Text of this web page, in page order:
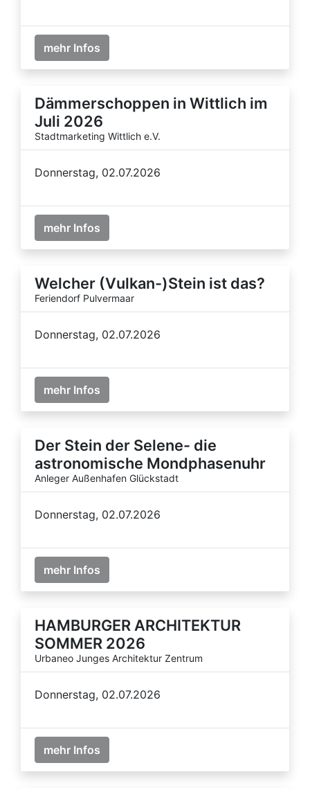
mehr Infos
Dämmerschoppen in Wittlich im
Juli 2026
Stadtmarketing Wittlich e.V.
Donnerstag, 02.07.2026
mehr Infos
Welcher (Vulkan-)Stein ist das?
Feriendorf Pulvermaar
Donnerstag, 02.07.2026
mehr Infos
Der Stein der Selene- die
astronomische Mondphasenuhr
Anleger Außenhafen Glückstadt
Donnerstag, 02.07.2026
mehr Infos
HAMBURGER ARCHITEKTUR
SOMMER 2026
Urbaneo Junges Architektur Zentrum
Donnerstag, 02.07.2026
mehr Infos